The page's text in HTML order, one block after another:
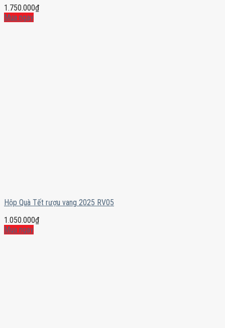
1.750.000₫
Mua ngay
Hộp Quà Tết rượu vang 2025 RV05
1.050.000₫
Mua ngay